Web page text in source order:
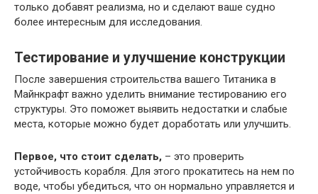
только добавят реализма, но и сделают ваше судно
более интересным для исследования.
Тестирование и улучшение конструкции
После завершения строительства вашего Титаника в
Майнкрафт важно уделить внимание тестированию его
структуры. Это поможет выявить недостатки и слабые
места, которые можно будет доработать или улучшить.
Первое, что стоит сделать, – это проверить
устойчивость корабля. Для этого прокатитесь на нем по
воде, чтобы убедиться, что он нормально управляется и